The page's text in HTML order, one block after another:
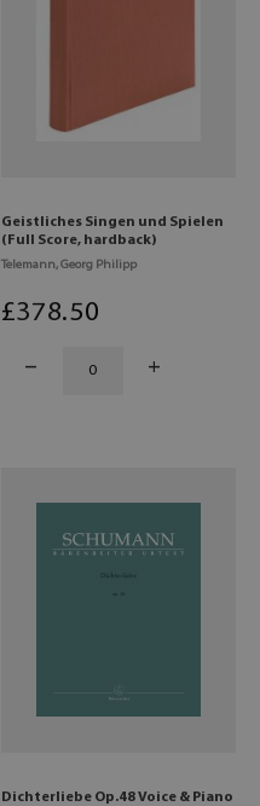
Geistliches Singen und Spielen
(Full Score, hardback)
Telemann, Georg Philipp
£378.50
Dichterliebe Op.48 Voice & Piano